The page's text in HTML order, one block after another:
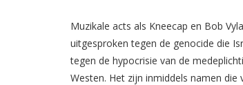
Muzikale acts als Kneecap en Bob
uitgesproken tegen de genocide die
tegen de hypocrisie van de
Westen. Het zijn inmiddels namen die